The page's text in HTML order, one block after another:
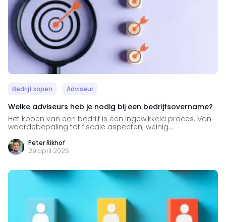
Bedrijf kopen Adviseur
Welke adviseurs heb je nodig bij een bedrijfsovername?
Het kopen van een bedrijf is een ingewikkeld proces. Van
waardebepaling tot fiscale aspecten; weinig...
Peter Rikhof
29 april 2025